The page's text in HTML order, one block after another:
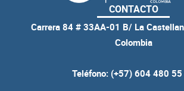
CONTACTO
Carrera 84 # 33AA-01 B/ La
Colombia
Teléfono: (+57) 604 480